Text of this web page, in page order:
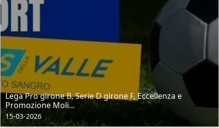
Lega Pro girone B, Serie D girone F, Eccellenza e
Promozione Moli...
15-03-2026